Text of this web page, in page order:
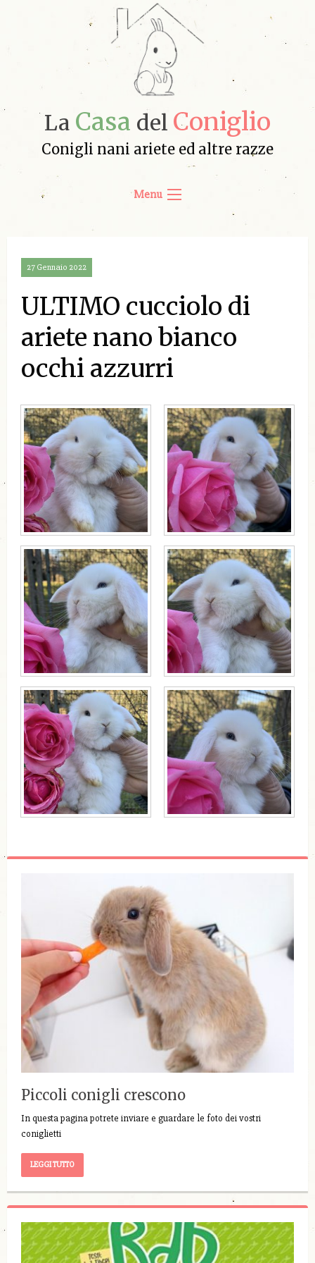
La Casa del Coniglio
Conigli nani ariete ed altre razze
Menu
27 Gennaio 2022
ULTIMO cucciolo di
ariete nano bianco
occhi azzurri
Piccoli conigli crescono
In questa pagina potrete inviare e guardare le foto dei vostri
coniglietti
LEGGI TUTTO